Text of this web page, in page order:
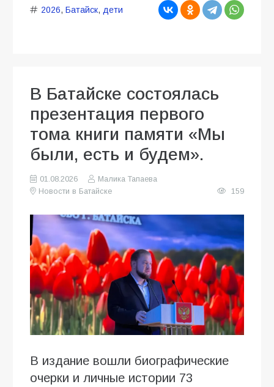
2026, Батайск, дети
В Батайске состоялась
презентация первого
тома книги памяти «Мы
были, есть и будем».
01.08.2026
Малика Тапаева
Новости в Батайске
159
В издание вошли биографические
очерки и личные истории 73